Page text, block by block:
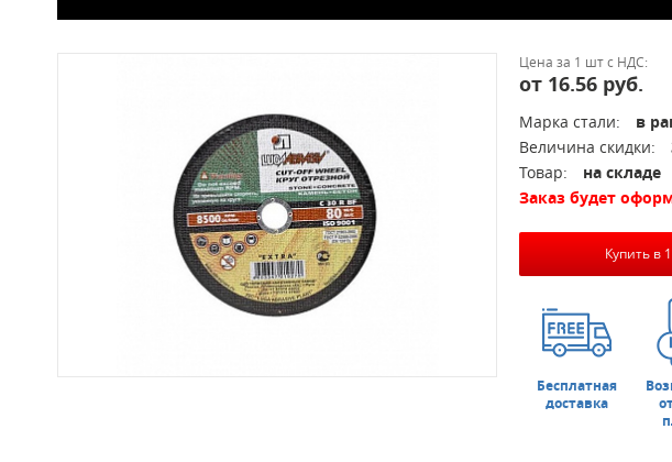
Цена за 1 шт с НДС:
от 16.56 руб.
Марка стали:
в
Величина скидки:
Товар:
на складе
Заказ будет
Купить в
Бесплатная
доставка